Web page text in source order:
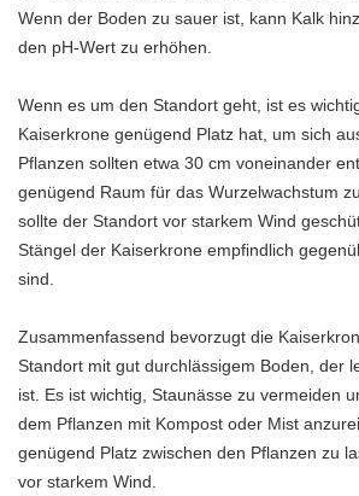
Wenn der Boden zu sauer ist, kann Kalk
den pH-Wert zu erhöhen.
Wenn es um den Standort geht, ist es
Kaiserkrone genügend Platz hat, um sich
Pflanzen sollten etwa 30 cm voneinander
genügend Raum für das Wurzelwachstum
sollte der Standort vor starkem Wind
Stängel der Kaiserkrone empfindlich
sind.
Zusammenfassend bevorzugt die
Standort mit gut durchlässigem Boden, der
ist. Es ist wichtig, Staunässe zu vermeiden
dem Pflanzen mit Kompost oder Mist
genügend Platz zwischen den Pflanzen zu
vor starkem Wind.